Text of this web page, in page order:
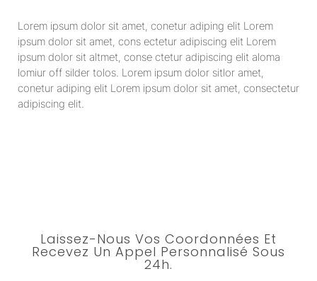
Lorem ipsum dolor sit amet, conetur adiping elit Lorem
ipsum dolor sit amet, cons ectetur adipiscing elit Lorem
ipsum dolor sit altmet, conse ctetur adipiscing elit aloma
lomiur off silder tolos. Lorem ipsum dolor sitlor amet,
conetur adiping elit Lorem ipsum dolor sit amet, consectetur
adipiscing elit.
Laissez-Nous Vos Coordonnées Et
Recevez Un Appel Personnalisé Sous
24h.